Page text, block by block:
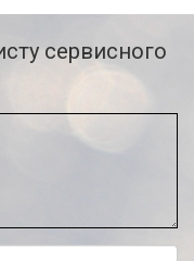
сервисного